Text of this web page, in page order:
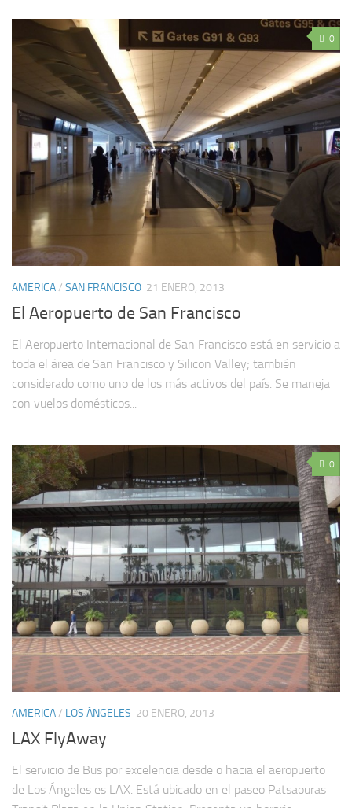
0
AMERICA/ SAN FRANCISCO 21 ENERO, 2013
El Aeropuerto de San Francisco
El Aeropuerto Internacional de San Francisco está en servicio a
toda el área de San Francisco y Silicon Valley; también
considerado como uno de los más activos del país. Se maneja
con vuelos domésticos...
0
AMERICA/ LOS ÁNGELES 20 ENERO, 2013
LAX FlyAway
El servicio de Bus por excelencia desde o hacia el aeropuerto
de Los Ángeles es LAX. Está ubicado en el paseo Patsaouras